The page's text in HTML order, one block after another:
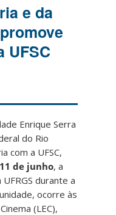
e da
UFSC
Enrique Serra
do Rio
com a UFSC,
11 de junho, a
durante a
ocorre às
(LEC),